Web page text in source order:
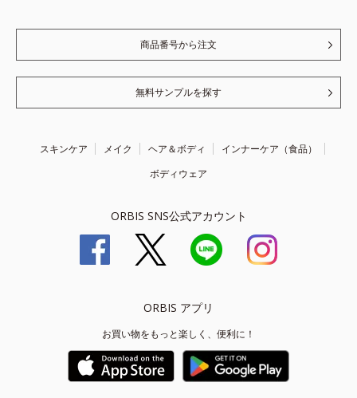
商品番号から注文
無料サンプルを探す
スキンケア メイク ヘア＆ボディ
インナーケア（食品）
ボディウェア
ORBIS SNS公式アカウント
ORBIS アプリ
お買い物をもっと楽しく、便利に！